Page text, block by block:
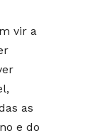
vir a
as
e do